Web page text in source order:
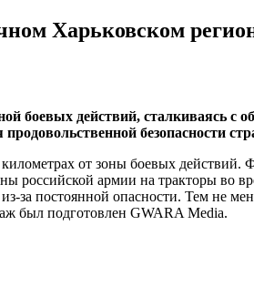
Харьковском
боевых действий, сталкиваясь с
безопасности
от зоны боевых действий.
российской армии на тракторы во
постоянной опасности. Тем не
был подготовлен GWARA Media.